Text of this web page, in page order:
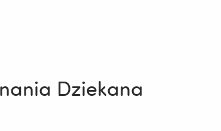
Dziekana